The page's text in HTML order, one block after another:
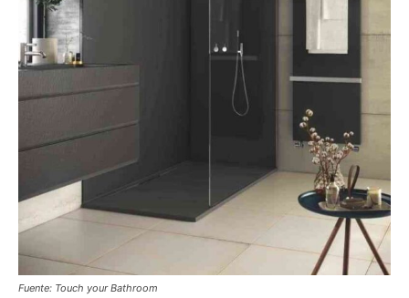
Fuente: Touch your Bathroom